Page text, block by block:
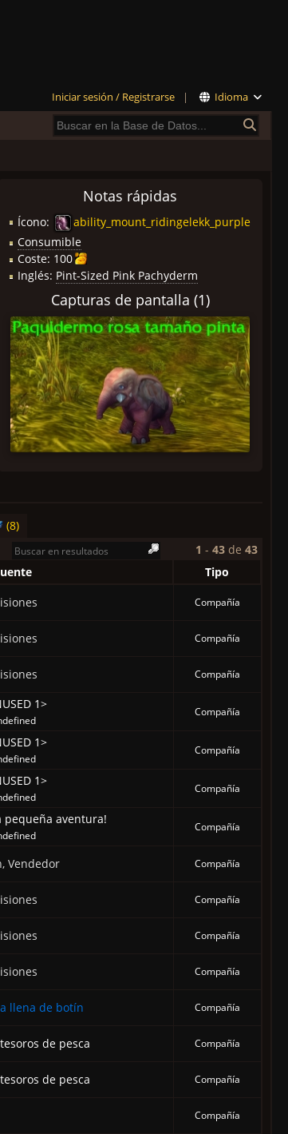
Iniciar sesión / Registrarse | Idioma
Notas rápidas
Ícono:
ability_mount_ridingelekk_purple
Consumible
Coste: 100
Inglés: Pint-Sized Pink Pachyderm
Capturas de pantalla (1)
(8)
1 - 43 de 43
Tipo
Compañía
Compañía
Compañía
1>
Compañía
1>
Compañía
1>
Compañía
pequeña aventura!
Compañía
Vendedor Compañía
Compañía
Compañía
Compañía
llena de botín Compañía
de pesca Compañía
de pesca Compañía
Compañía